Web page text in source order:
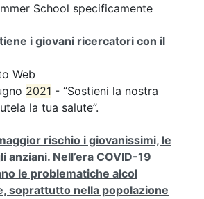
School specificamente
i giovani ricercatori con il
Web
2021 - “Sostieni la nostra
la tua salute”.
rischio i giovanissimi, le
anziani. Nell’era COVID-19
le problematiche alcol
soprattutto nella popolazione